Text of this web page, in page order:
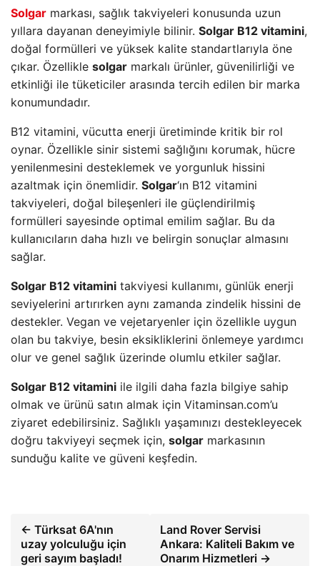
Solgar markası, sağlık takviyeleri konusunda uzun
yıllara dayanan deneyimiyle bilinir. Solgar B12 vitamini,
doğal formülleri ve yüksek kalite standartlarıyla öne
çıkar. Özellikle solgar markalı ürünler, güvenilirliği ve
etkinliği ile tüketiciler arasında tercih edilen bir marka
konumundadır.
B12 vitamini, vücutta enerji üretiminde kritik bir rol
oynar. Özellikle sinir sistemi sağlığını korumak, hücre
yenilenmesini desteklemek ve yorgunluk hissini
azaltmak için önemlidir. Solgar‘ın B12 vitamini
takviyeleri, doğal bileşenleri ile güçlendirilmiş
formülleri sayesinde optimal emilim sağlar. Bu da
kullanıcıların daha hızlı ve belirgin sonuçlar almasını
sağlar.
Solgar B12 vitamini takviyesi kullanımı, günlük enerji
seviyelerini artırırken aynı zamanda zindelik hissini de
destekler. Vegan ve vejetaryenler için özellikle uygun
olan bu takviye, besin eksikliklerini önlemeye yardımcı
olur ve genel sağlık üzerinde olumlu etkiler sağlar.
Solgar B12 vitamini ile ilgili daha fazla bilgiye sahip
olmak ve ürünü satın almak için Vitaminsan.com’u
ziyaret edebilirsiniz. Sağlıklı yaşamınızı destekleyecek
doğru takviyeyi seçmek için, solgar markasının
sunduğu kalite ve güveni keşfedin.
← Türksat 6A'nın
uzay yolculuğu için
geri sayım başladı!
Land Rover Servisi
Ankara: Kaliteli Bakım ve
Onarım Hizmetleri →